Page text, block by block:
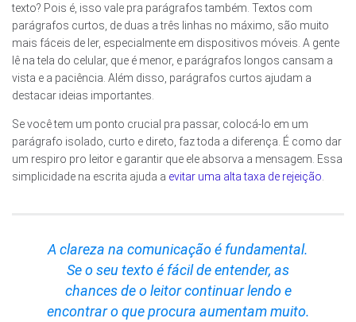
texto? Pois é, isso vale pra parágrafos também. Textos com
parágrafos curtos, de duas a três linhas no máximo, são muito
mais fáceis de ler, especialmente em dispositivos móveis. A gente
lê na tela do celular, que é menor, e parágrafos longos cansam a
vista e a paciência. Além disso, parágrafos curtos ajudam a
destacar ideias importantes.
Se você tem um ponto crucial pra passar, colocá-lo em um
parágrafo isolado, curto e direto, faz toda a diferença. É como dar
um respiro pro leitor e garantir que ele absorva a mensagem. Essa
simplicidade na escrita ajuda a evitar uma alta taxa de rejeição
A clareza na comunicação é fundamental.
Se o seu texto é fácil de entender, as
chances de o leitor continuar lendo e
encontrar o que procura aumentam muito.